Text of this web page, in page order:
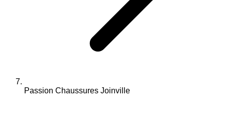
Passion Chaussures Joinville